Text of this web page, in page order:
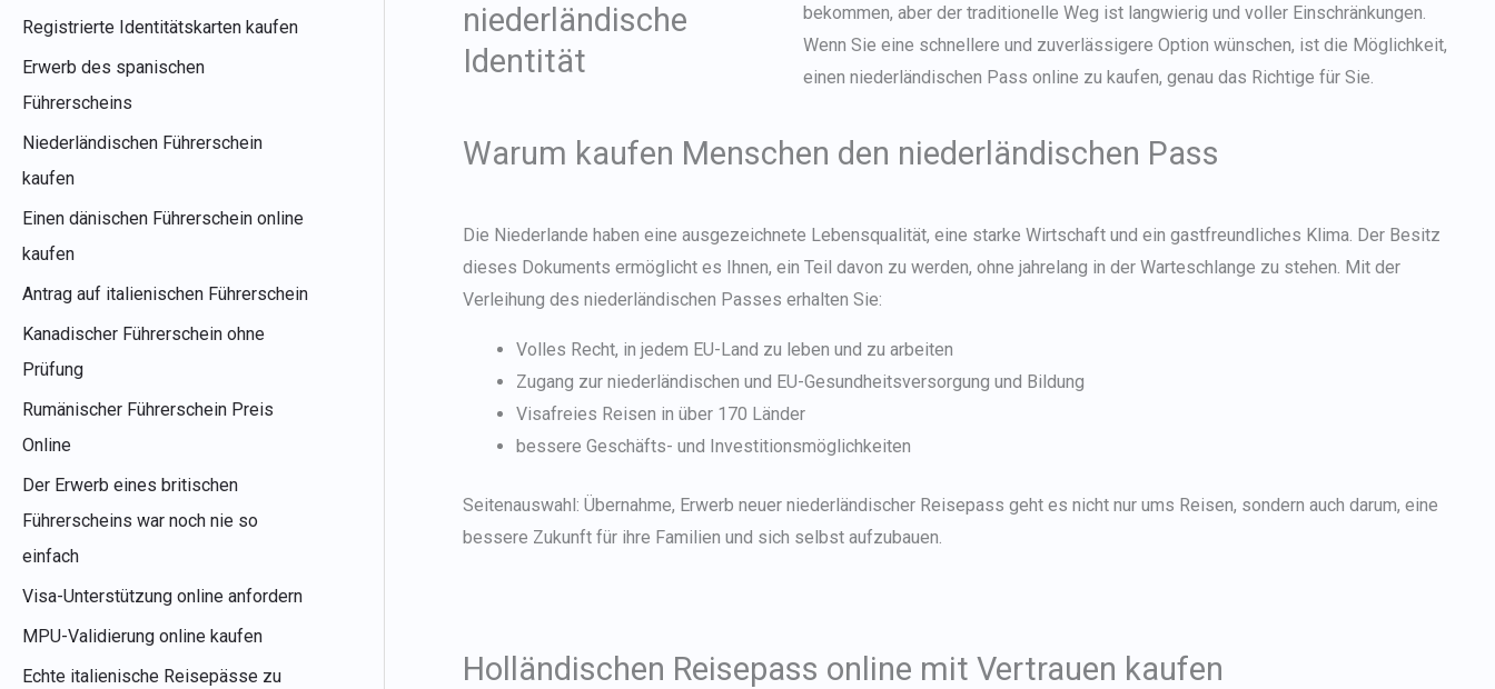
:
Registrierte Identitätskarten kaufen
Erwerb des spanischen
Führerscheins
Niederländischen Führerschein
kaufen
Einen dänischen Führerschein online
kaufen
Antrag auf italienischen Führerschein
Kanadischer Führerschein ohne
Prüfung
Rumänischer Führerschein Preis
Online
Der Erwerb eines britischen
Führerscheins war noch nie so
einfach
Visa-Unterstützung online anfordern
MPU-Validierung online kaufen
Echte italienische Reisepässe zu
niederländische
Identität
bekommen, aber der traditionelle Weg ist langwierig und voller Einschränkungen.
Wenn Sie eine schnellere und zuverlässigere Option wünschen, ist die Möglichkeit,
einen niederländischen Pass online zu kaufen, genau das Richtige für Sie.
Warum kaufen Menschen den niederländischen Pass
Die Niederlande haben eine ausgezeichnete Lebensqualität, eine starke Wirtschaft und ein gastfreundliches Klima. Der Besitz
dieses Dokuments ermöglicht es Ihnen, ein Teil davon zu werden, ohne jahrelang in der Warteschlange zu stehen. Mit der
Verleihung des niederländischen Passes erhalten Sie:
Volles Recht, in jedem EU-Land zu leben und zu arbeiten
Zugang zur niederländischen und EU-Gesundheitsversorgung und Bildung
Visafreies Reisen in über 170 Länder
bessere Geschäfts- und Investitionsmöglichkeiten
Seitenauswahl: Übernahme, Erwerb neuer niederländischer Reisepass geht es nicht nur ums Reisen, sondern auch darum, eine
bessere Zukunft für ihre Familien und sich selbst aufzubauen.
Holländischen Reisepass online mit Vertrauen kaufen
Japanese
Bulgarian